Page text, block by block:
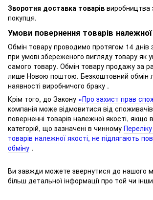
Зворотня доставка товарів виробництва
покупця.
Умови повернення товарів належної
Обмін товару проводимо протягом 14 днів
при умові збереженого вигляду товару як
самого товару. Обмін товару продажу за
лише Новою поштою. Безкоштовний обмін
наявності виробничого браку .
Крім того, до Закону «Про захист прав
компанія може відмовитися від
поверненні товарів належної якості, якщо
категорій, що зазначені в чинному
товарів належної якості, не підлягають
обміну .
Ви завжди можете звернутися до нашого
більш детальної інформації про той чи